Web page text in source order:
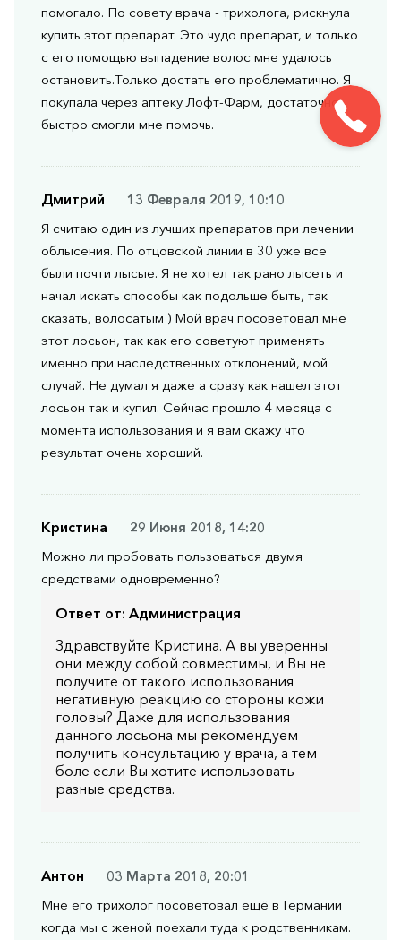
помогало. По совету врача - трихолога, рискнула
купить этот препарат. Это чудо препарат, и только
с его помощью выпадение волос мне удалось
остановить.Только достать его проблематично. Я
покупала через аптеку Лофт-Фарм, достаточно
быстро смогли мне помочь.
Дмитрий
13 Февраля 2019, 10:10
Я считаю один из лучших препаратов при лечении
облысения. По отцовской линии в 30 уже все
были почти лысые. Я не хотел так рано лысеть и
начал искать способы как подольше быть, так
сказать, волосатым ) Мой врач посоветовал мне
этот лосьон, так как его советуют применять
именно при наследственных отклонений, мой
случай. Не думал я даже а сразу как нашел этот
лосьон так и купил. Сейчас прошло 4 месяца с
момента использования и я вам скажу что
результат очень хороший.
Кристина
29 Июня 2018, 14:20
Можно ли пробовать пользоваться двумя
средствами одновременно?
Ответ от: Администрация
Здравствуйте Кристина. А вы уверенны
они между собой совместимы, и Вы не
получите от такого использования
негативную реакцию со стороны кожи
головы? Даже для использования
данного лосьона мы рекомендуем
получить консультацию у врача, а тем
боле если Вы хотите использовать
разные средства.
Антон
03 Марта 2018, 20:01
Мне его трихолог посоветовал ещё в Германии
когда мы с женой поехали туда к родственникам.